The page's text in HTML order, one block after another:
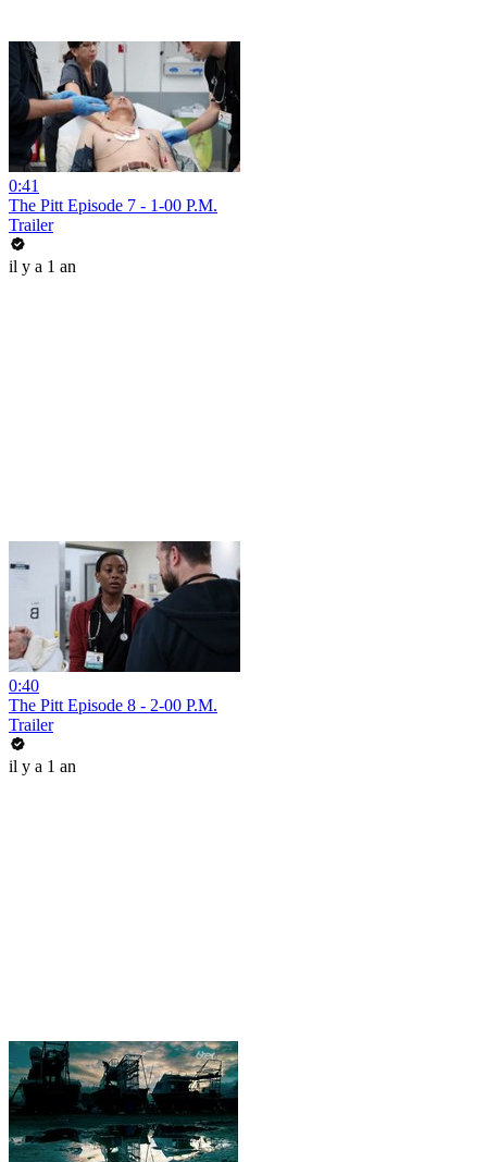
0:41
The Pitt Episode 7 - 1-00 P.M.
Trailer
il y a 1 an
0:40
The Pitt Episode 8 - 2-00 P.M.
Trailer
il y a 1 an